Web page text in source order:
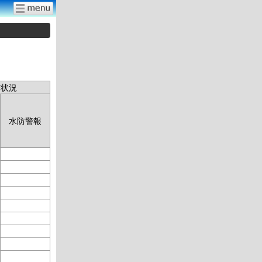
況
水防警報